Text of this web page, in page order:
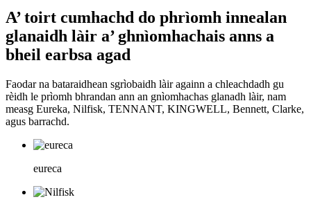
A’ toirt cumhachd do phrìomh innealan
glanaidh làir a’ ghnìomhachais anns a
bheil earbsa agad
Faodar na bataraidhean sgrìobaidh làir againn a chleachdadh gu
rèidh le prìomh bhrandan ann an gnìomhachas glanadh làir, nam
measg Eureka, Nilfisk, TENNANT, KINGWELL, Bennett, Clarke,
agus barrachd.
eureca